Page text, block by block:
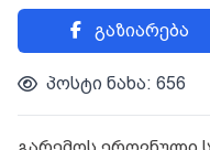
გაზიარება
პოსტი ნახა: 656